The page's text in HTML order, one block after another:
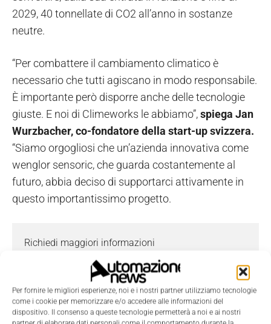
Per fornire le migliori esperienze, noi e i nostri partner utilizziamo tecnologie
come i cookie per memorizzare e/o accedere alle informazioni del
dispositivo. Il consenso a queste tecnologie permetterà a noi e ai nostri
2029, 40 tonnellate di CO2 all’anno in sostanze
neutre.
“Per combattere il cambiamento climatico è
necessario che tutti agiscano in modo responsabile.
È importante però disporre anche delle tecnologie
giuste. E noi di Climeworks le abbiamo”,spiega Jan
Wurzbacher, co-fondatore della start-up svizzera.
“Siamo orgogliosi che un’azienda innovativa come
wenglor sensoric, che guarda costantemente al
futuro, abbia deciso di supportarci attivamente in
questo importantissimo progetto.
Richiedi maggiori informazioni
I campi contrassegnati con
sono obbligatori.